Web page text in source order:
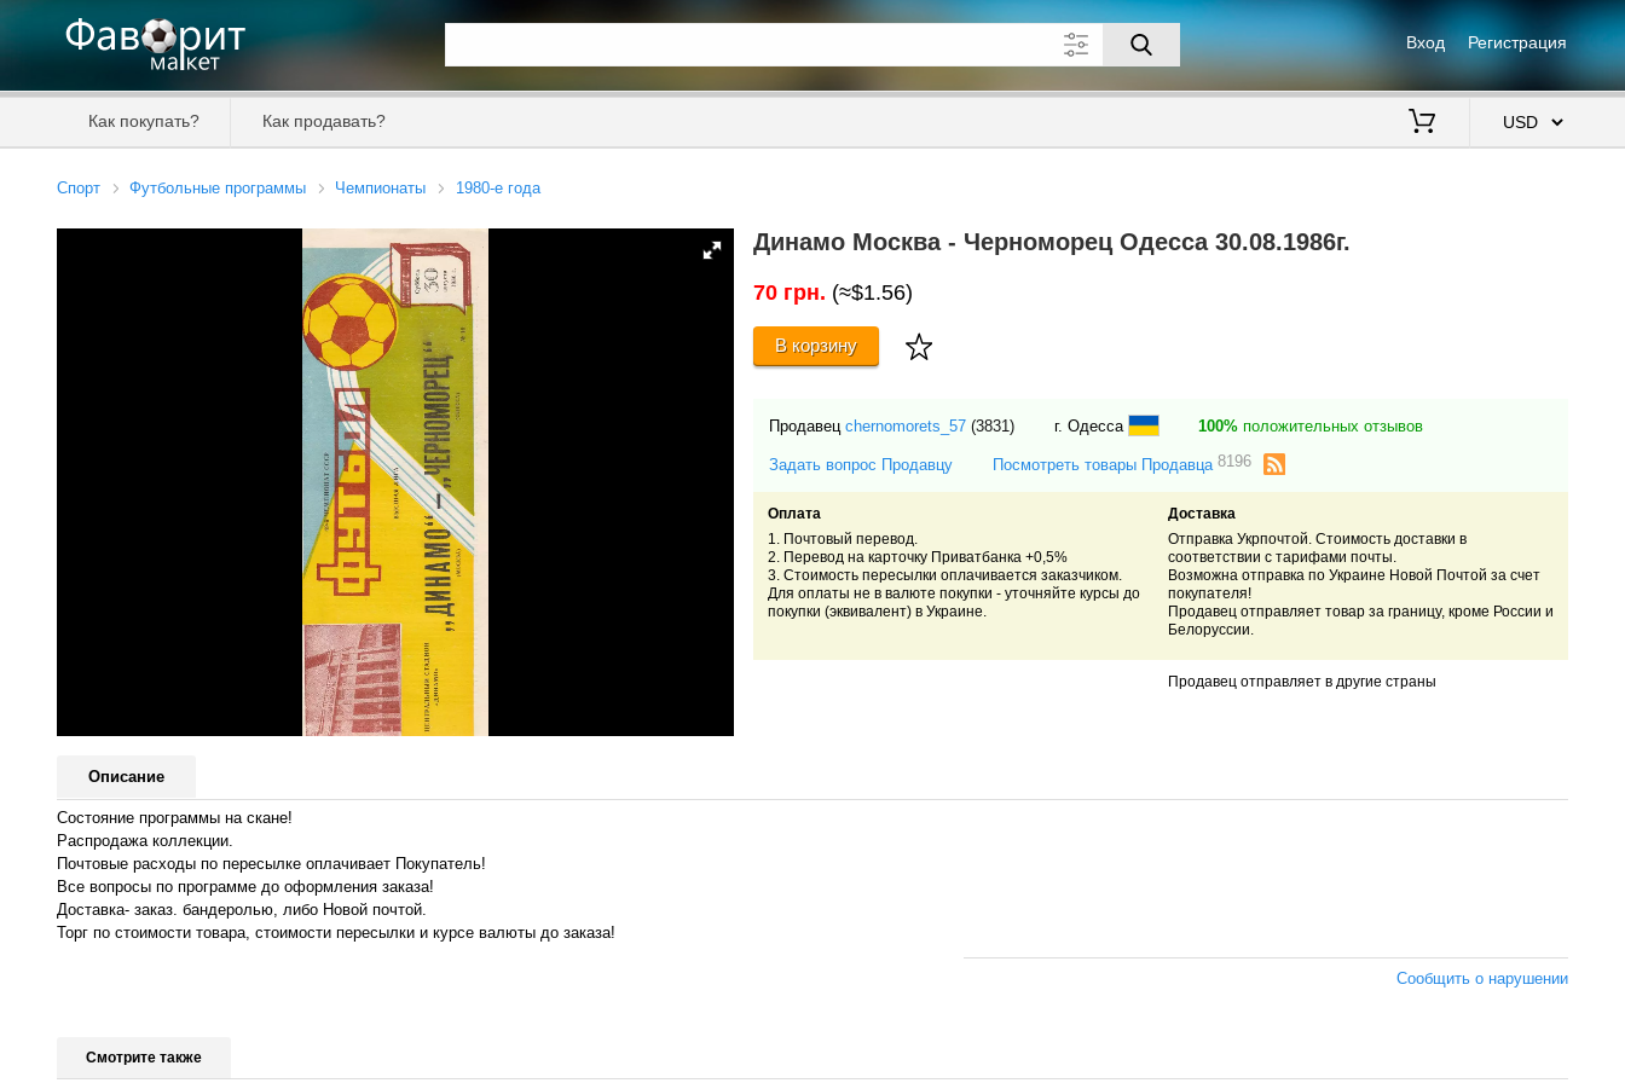
Вход Регистрация
Как покупать? Как продавать?
Спорт Футбольные программы Чемпионаты 1980-е года
Динамо Москва - Черноморец Одесса 30.08.1986г.
70 грн. (≈$1.56)
В корзину
Продавец chernomorets_57 (3831) г. Одесса 100% положительных отзывов
Задать вопрос Продавцу Посмотреть товары Продавца 8196
Оплата
1. Почтовый перевод.
2. Перевод на карточку Приватбанка +0,5%
3. Стоимость пересылки оплачивается заказчиком.
Для оплаты не в валюте покупки - уточняйте курсы до
покупки (эквивалент) в Украине.
Доставка
Отправка Укрпочтой. Стоимость доставки в
соответствии с тарифами почты.
Возможна отправка по Украине Новой Почтой за счет
покупателя!
Продавец отправляет товар за границу, кроме России и
Белоруссии.
Продавец отправляет в другие страны
Описание
Состояние программы на скане!
Распродажа коллекции.
Почтовые расходы по пересылке оплачивает Покупатель!
Все вопросы по программе до оформления заказа!
Доставка- заказ. бандеролью, либо Новой почтой.
Торг по стоимости товара, стоимости пересылки и курсе валюты до заказа!
Сообщить о нарушении
Смотрите также